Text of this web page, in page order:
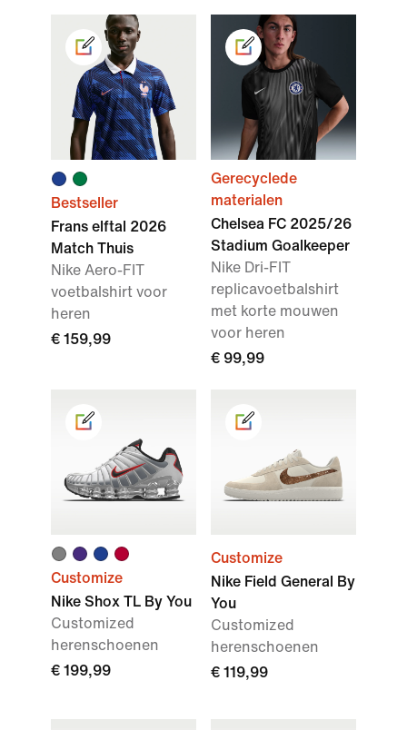
Bestseller
Frans elftal 2026
Match Thuis
Nike Aero-FIT
voetbalshirt voor
heren
€ 159,99
Gerecyclede
materialen
Chelsea FC 2025/26
Stadium Goalkeeper
Nike Dri-FIT
replicavoetbalshirt
met korte mouwen
voor heren
€ 99,99
Customize
Nike Shox TL By You
Customized
herenschoenen
€ 199,99
Customize
Nike Field General By
You
Customized
herenschoenen
€ 119,99